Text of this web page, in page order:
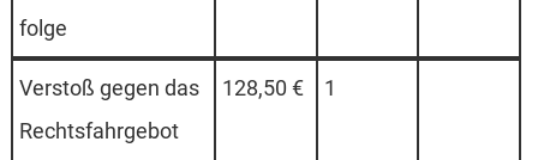
fol­ge
Ver­stoß ge­gen das
Rechts­fahr­ge­bot
128,50 € 1